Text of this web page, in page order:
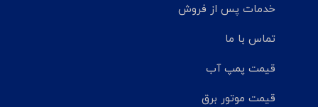
خدمات پس از فروش
تماس با ما
قیمت پمپ آب
قیمت موتور برق